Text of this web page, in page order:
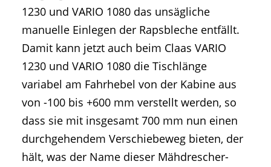
1230 und VARIO 1080 das unsägliche
manuelle Einlegen der Rapsbleche entfällt.
Damit kann jetzt auch beim Claas VARIO
1230 und VARIO 1080 die Tischlänge
variabel am Fahrhebel von der Kabine aus
von -100 bis +600 mm verstellt werden, so
dass sie mit insgesamt 700 mm nun einen
durchgehendem Verschiebeweg bieten, der
hält, was der Name dieser Mähdrescher-